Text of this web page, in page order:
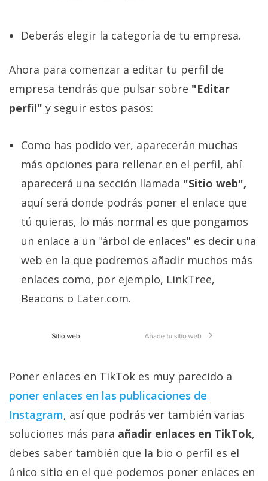
Deberás elegir la categoría de tu empresa.
Ahora para comenzar a editar tu perfil de
empresa tendrás que pulsar sobre "Editar
perfil" y seguir estos pasos:
Como has podido ver, aparecerán muchas
más opciones para rellenar en el perfil, ahí
aparecerá una sección llamada "Sitio web",
aquí será donde podrás poner el enlace que
tú quieras, lo más normal es que pongamos
un enlace a un "árbol de enlaces" es decir una
web en la que podremos añadir muchos más
enlaces como, por ejemplo, LinkTree,
Beacons o Later.com.
Poner enlaces en TikTok es muy parecido a
poner enlaces en las publicaciones de
Instagram, así que podrás ver también varias
soluciones más para añadir enlaces en TikTok,
debes saber también que la bio o perfil es el
único sitio en el que podemos poner enlaces en